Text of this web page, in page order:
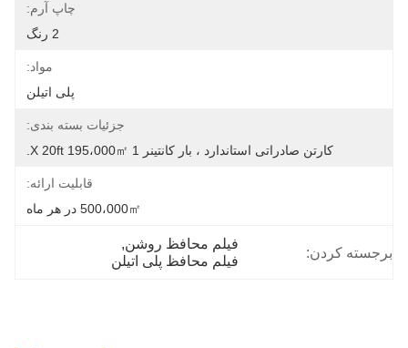
چاپ آرم:
مواد:
پلی اتیلن
جزئیات بسته بندی:
کارتن صادراتی استاندارد ، بار کانتینر 1 X 20ft 195،000㎡.
قابلیت ارائه:
500،000㎡ در هر ماه
برجسته کردن:
فیلم محافظ روشن,
فیلم محافظ پلی اتیلن